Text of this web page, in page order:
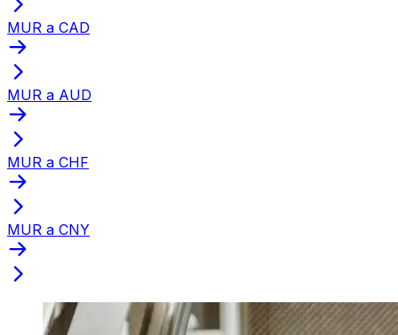
MUR a CAD
MUR a AUD
MUR a CHF
MUR a CNY